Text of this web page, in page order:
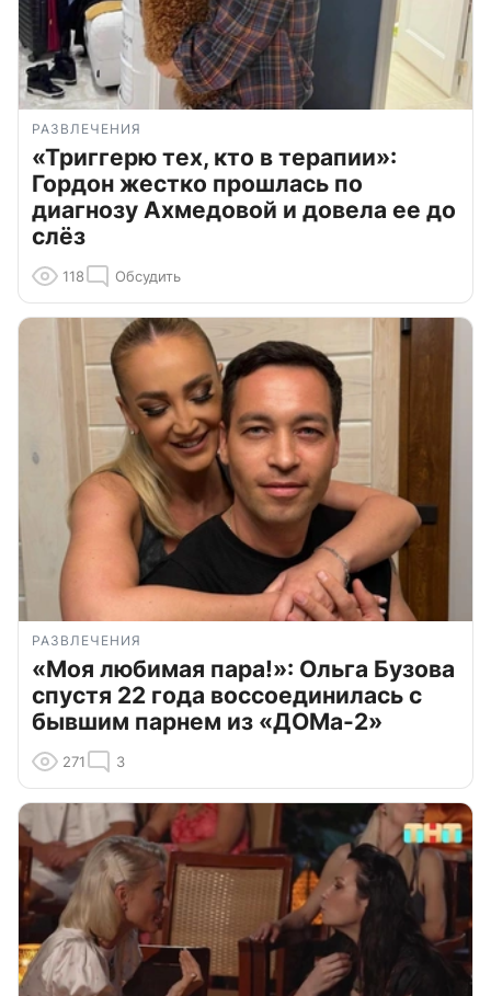
РАЗВЛЕЧЕНИЯ
«Триггерю тех, кто в терапии»:
Гордон жестко прошлась по
диагнозу Ахмедовой и довела ее до
слёз
118 Обсудить
РАЗВЛЕЧЕНИЯ
«Моя любимая пара!»: Ольга Бузова
спустя 22 года воссоединилась с
бывшим парнем из «ДОМа-2»
271 3